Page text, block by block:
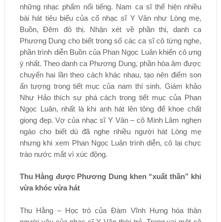
những nhạc phẩm nổi tiếng. Nam ca sĩ thể hiện nhiều
bài hát tiêu biểu của cố nhạc sĩ Y Vân như Lòng mẹ,
Buồn, Đêm đô thị. Nhận xét về phần thi, danh ca
Phương Dung cho biết trong số các ca sĩ cô từng nghe,
phần trình diễn Buồn của Phan Ngọc Luân khiến cô ưng
ý nhất. Theo danh ca Phương Dung, phần hòa âm được
chuyển hai lần theo cách khác nhau, tạo nên điểm son
ấn tượng trong tiết mục của nam thí sinh. Giám khảo
Như Hảo thích sự phá cách trong tiết mục của Phan
Ngọc Luân, nhất là khi anh hát lên tông để khoe chất
giọng đẹp. Vợ của nhạc sĩ Y Vân – cô Minh Lâm nghẹn
ngào cho biết dù đã nghe nhiều người hát Lòng mẹ
nhưng khi xem Phan Ngọc Luân trình diễn, cô lại chực
trào nước mắt vì xúc động.
Thu Hằng được Phương Dung khen “xuất thần” khi
vừa khóc vừa hát
Thu Hằng – Học trò của Đàm Vĩnh Hưng hóa thân